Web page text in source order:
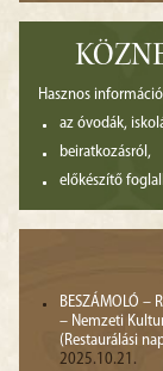
Hasznos
az óvodák,
beiratkozásról,
előkészítő
BESZÁMOLÓ –
– Nemzeti
(Restaurálási
2025.10.21.